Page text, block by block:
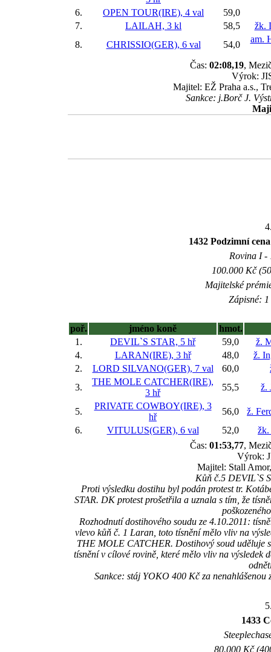
6.
OPEN TOUR(IRE), 4 val
59,0
7.
LAILAH, 3 kl 58,5
žk.
8.
CHRISSIO(GER), 6 val 54,0
am.
Čas: 02:08,19,
Výrok:
Majitel: EŽ Praha a.s.,
Sankce: j.Borč J.
1432 Podzimní
Rovina I -
100.000 Kč
Majitelské
Zápisné:
poř. jméno koně
hmot.
1.
DEVIL`S STAR, 5 hř 59,0
ž.
4.
LARAN(IRE), 3 hř 48,0
ž.
2.
LORD SILVANO(GER), 7 val 60,0
3.
THE MOLE CATCHER(IRE),
3 hř
55,5 ž.
5.
PRIVATE COWBOY(IRE), 3
hř
56,0
ž.
6.
VITULUS(GER), 6 val 52,0
žk.
Čas: 01:53,77,
Výrok:
Majitel: Stall
Kůň č.5 DEVIL`S
Proti výsledku dostihu byl podán protest tr.
STAR. DK protest prošetřila a uznala s tím, že
Rozhodnutí dostihového soudu ze 4.10.2011:
vlevo kůň č. 1 Laran, toto tísnění mělo vliv na
THE MOLE CATCHER. Dostihový soud uděluje
tísnění v cílové rovině, které mělo vliv na
Sankce: stáj YOKO 400 Kč za
1433
80.000 Kč